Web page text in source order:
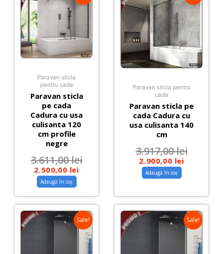
Paravan sticla
pentru cada
Paravan sticla
pe cada
Cadura cu usa
culisanta 120
cm profile
negre
3.611,00lei
2.500,00 lei
Adaugă în coș
Paravan sticla pentru
cada
Paravan sticla pe
cada Cadura cu
usa culisanta 140
cm
3.917,00lei
2.900,00 lei
Adaugă în coș
Sale! Sale!